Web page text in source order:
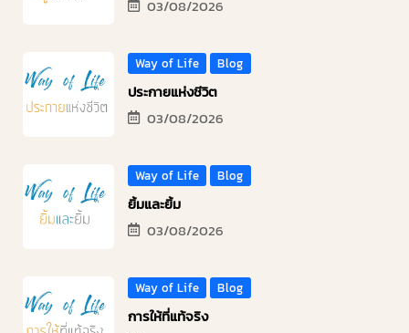
03/08/2026
Way of Life Blog
ประกายแห่งชีวิต
03/08/2026
Way of Life Blog
ยิ้มและยิ้ม
03/08/2026
Way of Life Blog
การให้ที่แท้จริง